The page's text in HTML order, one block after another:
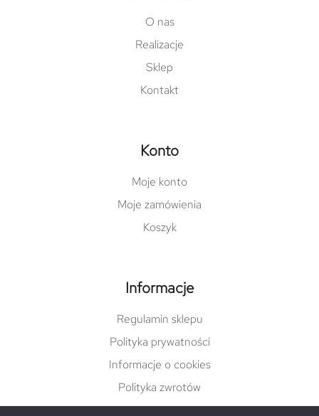
O nas
Realizacje
Sklep
Kontakt
Konto
Moje konto
Moje zamówienia
Koszyk
Informacje
Regulamin sklepu
Polityka prywatności
Informacje o cookies
Polityka zwrotów